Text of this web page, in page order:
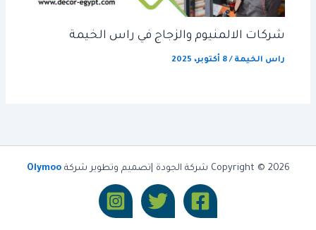
شركات الالمنيوم والزجاج في راس الخيمة
راس الخيمة /8 أكتوبر، 2025
Copyright © 2026 شركة الجودة |تصميم وتطوير شركة Olymoo